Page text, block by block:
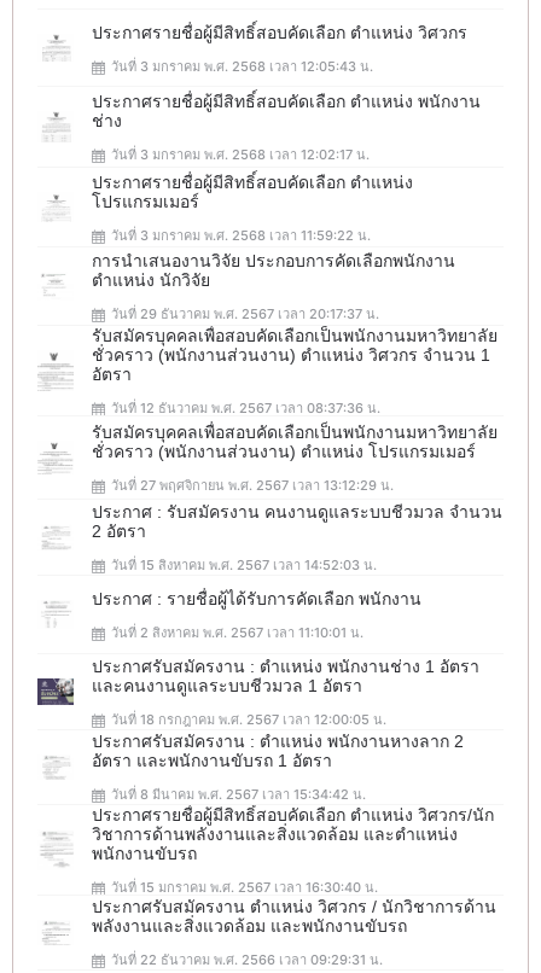
ประกาศรายชื่อผู้มีสิทธิ์สอบคัดเลือก ตำแหน่ง วิศวกร
วันที่ 3 มกราคม พ.ศ. 2568 เวลา 12:05:43 น.
ประกาศรายชื่อผู้มีสิทธิ์สอบคัดเลือก ตำแหน่ง พนักงาน
ช่าง
วันที่ 3 มกราคม พ.ศ. 2568 เวลา 12:02:17 น.
ประกาศรายชื่อผู้มีสิทธิ์สอบคัดเลือก ตำแหน่ง
โปรแกรมเมอร์
วันที่ 3 มกราคม พ.ศ. 2568 เวลา 11:59:22 น.
การนำเสนองานวิจัย ประกอบการคัดเลือกพนักงาน
ตำแหน่ง นักวิจัย
วันที่ 29 ธันวาคม พ.ศ. 2567 เวลา 20:17:37 น.
รับสมัครบุคคลเพื่อสอบคัดเลือกเป็นพนักงานมหาวิทยาลัย
ชั่วคราว (พนักงานส่วนงาน) ตำแหน่ง วิศวกร จำนวน 1
อัตรา
วันที่ 12 ธันวาคม พ.ศ. 2567 เวลา 08:37:36 น.
รับสมัครบุคคลเพื่อสอบคัดเลือกเป็นพนักงานมหาวิทยาลัย
ชั่วคราว (พนักงานส่วนงาน) ตำแหน่ง โปรแกรมเมอร์
วันที่ 27 พฤศจิกายน พ.ศ. 2567 เวลา 13:12:29 น.
ประกาศ : รับสมัครงาน คนงานดูแลระบบชีวมวล จำนวน
2 อัตรา
วันที่ 15 สิงหาคม พ.ศ. 2567 เวลา 14:52:03 น.
ประกาศ : รายชื่อผู้ได้รับการคัดเลือก พนักงาน
วันที่ 2 สิงหาคม พ.ศ. 2567 เวลา 11:10:01 น.
ประกาศรับสมัครงาน : ตำแหน่ง พนักงานช่าง 1 อัตรา
และคนงานดูแลระบบชีวมวล 1 อัตรา
วันที่ 18 กรกฎาคม พ.ศ. 2567 เวลา 12:00:05 น.
ประกาศรับสมัครงาน : ตำแหน่ง พนักงานหางลาก 2
อัตรา และพนักงานขับรถ 1 อัตรา
วันที่ 8 มีนาคม พ.ศ. 2567 เวลา 15:34:42 น.
ประกาศรายชื่อผู้มีสิทธิ์สอบคัดเลือก ตำแหน่ง วิศวกร/นัก
วิชาการด้านพลังงานและสิ่งแวดล้อม และตำแหน่ง
พนักงานขับรถ
วันที่ 15 มกราคม พ.ศ. 2567 เวลา 16:30:40 น.
ประกาศรับสมัครงาน ตำแหน่ง วิศวกร / นักวิชาการด้าน
พลังงานและสิ่งแวดล้อม และพนักงานขับรถ
วันที่ 22 ธันวาคม พ.ศ. 2566 เวลา 09:29:31 น.